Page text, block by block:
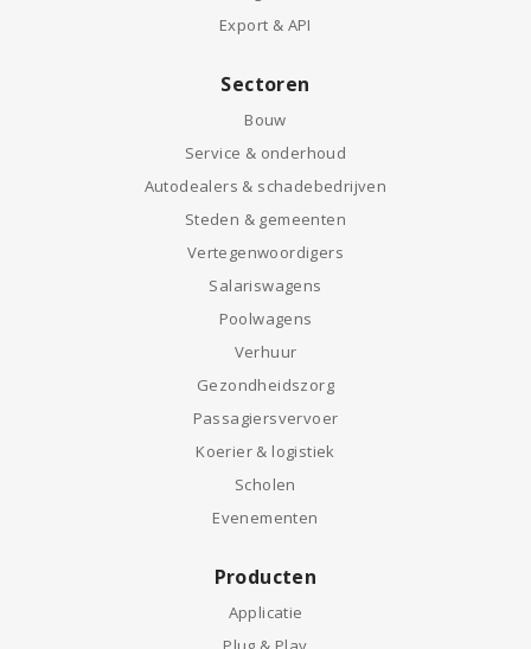
Export & API
Sectoren
Bouw
Service & onderhoud
Autodealers & schadebedrijven
Steden & gemeenten
Vertegenwoordigers
Salariswagens
Poolwagens
Verhuur
Gezondheidszorg
Passagiersvervoer
Koerier & logistiek
Scholen
Evenementen
Producten
Applicatie